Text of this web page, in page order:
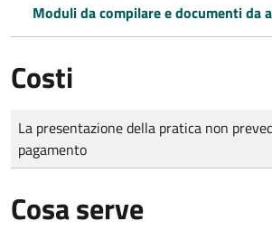
Moduli da compilare e documenti da
Costi
Tipo di pagamento
Importo
La presentazione della pratica non
pagamento
Cosa serve